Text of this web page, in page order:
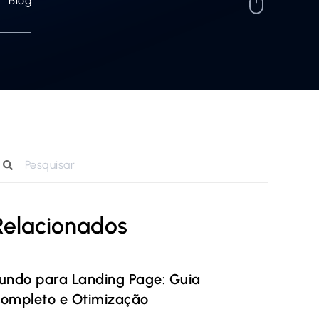
para Landing Page: Guia
e Otimização